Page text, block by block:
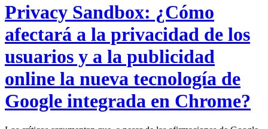
Privacy Sandbox: ¿Cómo
afectará a la privacidad de los
usuarios y a la publicidad
online la nueva tecnología de
Google integrada en Chrome?